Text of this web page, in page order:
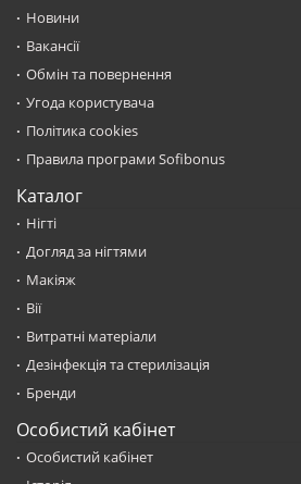
Новини
Вакансії
Обмін та повернення
Угода користувача
Політика cookies
Правила програми Sofibonus
Каталог
Нігті
Догляд за нігтями
Макіяж
Вії
Витратні матеріали
Дезінфекція та стерилізація
Бренди
Особистий кабінет
Особистий кабінет